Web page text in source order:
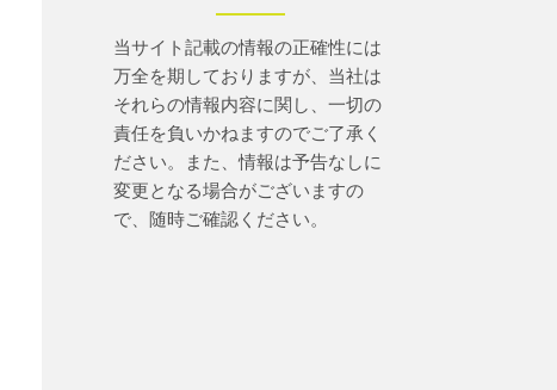
当サイト記載の情報の正確性には
万全を期しておりますが、当社は
それらの情報内容に関し、一切の
責任を負いかねますのでご了承く
ださい。また、情報は予告なしに
変更となる場合がございますの
で、随時ご確認ください。